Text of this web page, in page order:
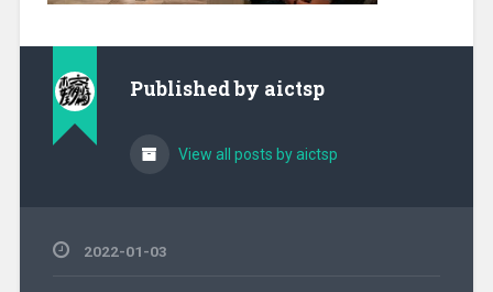
Published by aictsp
View all posts by aictsp
2022-01-03